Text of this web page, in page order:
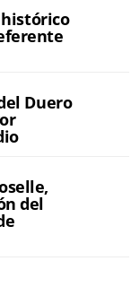
histórico
Duero
del